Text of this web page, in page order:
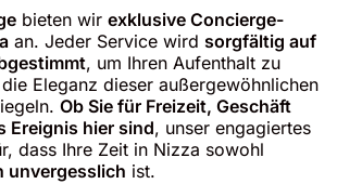
bieten wir exklusive Concierge-
an. Jeder Service wird sorgfältig auf
, um Ihren Aufenthalt zu
Eleganz dieser außergewöhnlichen
Ob Sie für Freizeit, Geschäft
Ereignis hier sind, unser engagiertes
dass Ihre Zeit in Nizza sowohl
unvergesslich ist.